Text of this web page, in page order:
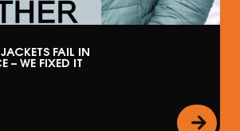
FAIL IN
– WE FIXED IT